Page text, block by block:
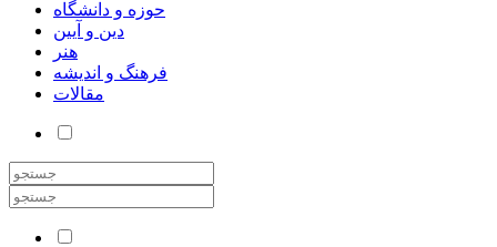
حوزه و دانشگاه
دین و آیین
هنر
فرهنگ و اندیشه
مقالات